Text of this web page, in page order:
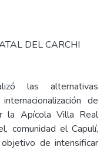
DEL CARCHI
las alternativas
de
la Apícola Villa Real
comunidad el Capulí,
de intensificar